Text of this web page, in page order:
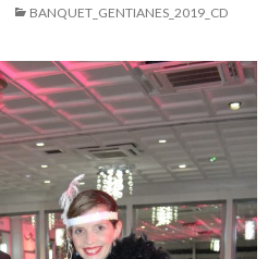
BANQUET_GENTIANES_2019_CD